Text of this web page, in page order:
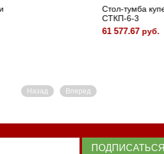
Стол-тумба купе
СТКП-6-3
61 577.67 руб.
Назад Вперед
ПОДПИСАТЬСЯ